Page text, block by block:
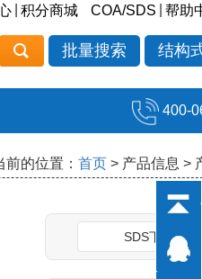
积分商城 COA/SDS 帮助
批量搜索 结构
400-
前的位置： 首页 > 产品信息 >
SDS下载